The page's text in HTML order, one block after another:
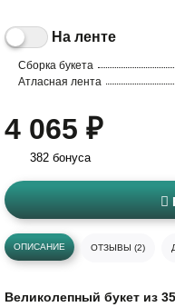
На ленте
Сборка букета
Атласная лента
4 065 ₽
382 бонуса
ОПИСАНИЕ ОТЗЫВЫ (2)
Великолепный букет из